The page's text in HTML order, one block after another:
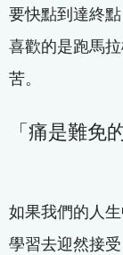
要快點到達終
喜歡的是跑馬
苦。
「痛是難免
如果我們的人
學習去迎然接